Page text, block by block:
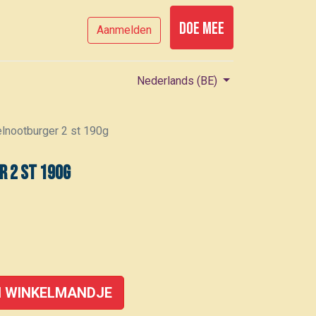
Aanmelden Doe mee
Nederlands (BE)
2 st 190g
2 st 190g
WINKELMANDJE